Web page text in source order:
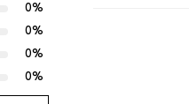
0%
0%
0%
0%